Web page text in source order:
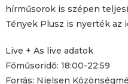
hírműsorok is szépen
Tények Plusz is nyerték az
Live + As live adatok
Főműsoridő: 18:00-22:59
Forrás: Nielsen